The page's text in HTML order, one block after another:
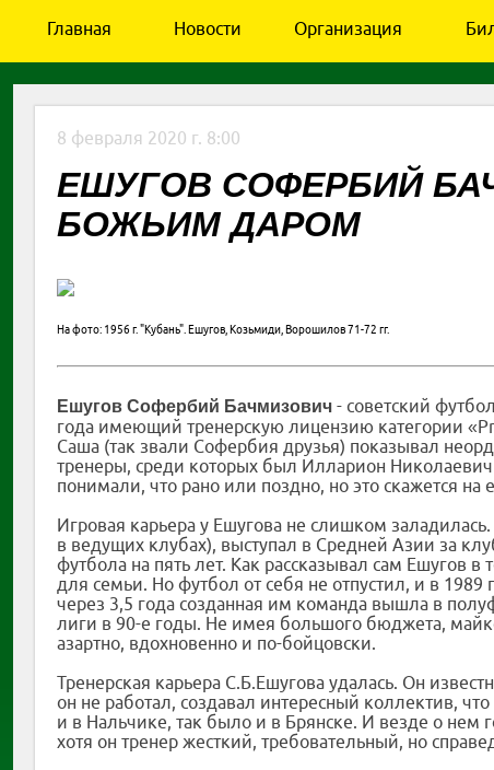
Главная Новости Организация
8 февраля 2020 г. 8:00
ЕШУГОВ СОФЕРБИЙ
БОЖЬИМ ДАРОМ
На фото: 1956 г. "Кубань". Ешугов, Козьмиди, Ворошилов 71-72 гг.
Ешугов Софербий Бачмизович - советский
года имеющий тренерскую лицензию категории
Саша (так звали Софербия друзья) показывал
тренеры, среди которых был Илларион
понимали, что рано или поздно, но это скажется
Игровая карьера у Ешугова не слишком
в ведущих клубах), выступал в Средней Азии за
футбола на пять лет. Как рассказывал сам Ешугов в
для семьи. Но футбол от себя не отпустил, и в
через 3,5 года созданная им команда вышла в
лиги в 90-е годы. Не имея большого бюджета,
азартно, вдохновенно и по-бойцовски.
Тренерская карьера С.Б.Ешугова удалась. Он
он не работал, создавал интересный коллектив,
и в Нальчике, так было и в Брянске. И везде о нем
хотя он тренер жесткий, требовательный, но